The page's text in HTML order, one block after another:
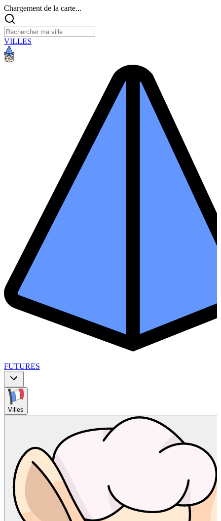
Chargement de la carte...
VILLES
FUTURES
Villes